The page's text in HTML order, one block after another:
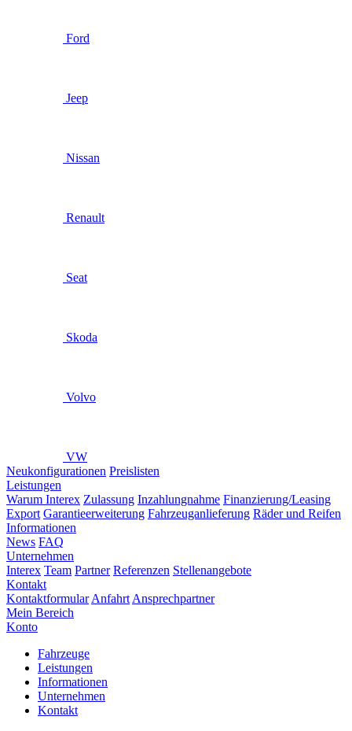
Ford
Jeep
Nissan
Renault
Seat
Skoda
Volvo
VW
Neukonfigurationen Preislisten
Leistungen
Warum Interex Zulassung Inzahlungnahme Finanzierung/Leasing
Export Garantieerweiterung Fahrzeuganlieferung Räder und Reifen
Informationen
News FAQ
Unternehmen
Interex Team Partner Referenzen Stellenangebote
Kontakt
Kontaktformular Anfahrt Ansprechpartner
Mein Bereich
Konto
Fahrzeuge
Leistungen
Informationen
Unternehmen
Kontakt